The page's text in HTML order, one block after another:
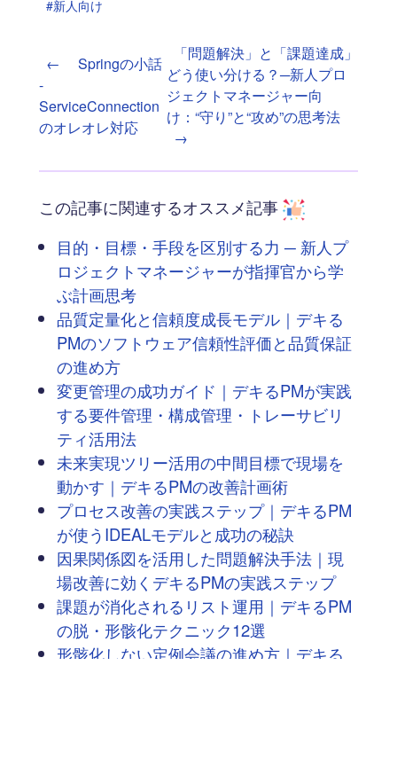
#新人向け
←
Springの小話
-
ServiceConnection
のオレオレ対応
「問題解決」と「課題達成」
どう使い分ける？─新人プロ
ジェクトマネージャー向
け：“守り”と“攻め”の思考法
→
この記事に関連するオススメ記事
目的・目標・手段を区別する力 ─ 新人プ
ロジェクトマネージャーが指揮官から学
ぶ計画思考
品質定量化と信頼度成長モデル｜デキる
PMのソフトウェア信頼性評価と品質保証
の進め方
変更管理の成功ガイド｜デキるPMが実践
する要件管理・構成管理・トレーサビリ
ティ活用法
未来実現ツリー活用の中間目標で現場を
動かす｜デキるPMの改善計画術
プロセス改善の実践ステップ｜デキるPM
が使うIDEALモデルと成功の秘訣
因果関係図を活用した問題解決手法｜現
場改善に効くデキるPMの実践ステップ
課題が消化されるリスト運用｜デキるPM
の脱・形骸化テクニック12選
形骸化しない定例会議の進め方｜デキる